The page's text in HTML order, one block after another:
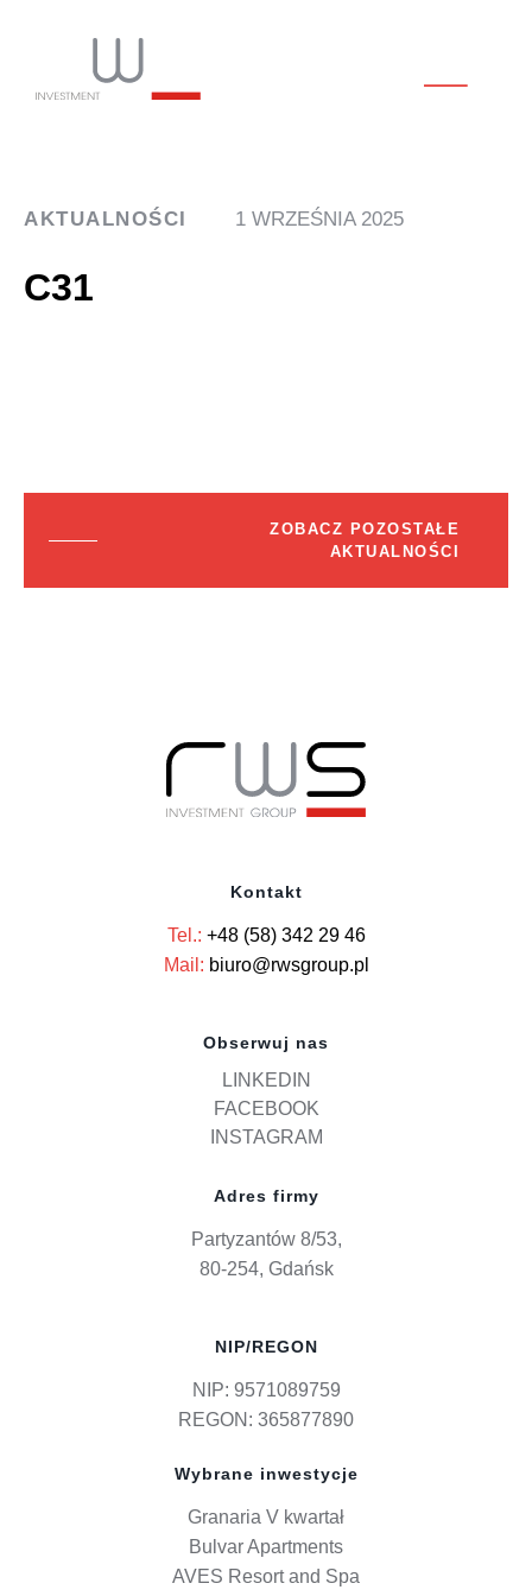
AKTUALNOŚCI 1 WRZEŚNIA 2025
C31
ZOBACZ POZOSTAŁE
AKTUALNOŚCI
Kontakt
Tel.: +48 (58) 342 29 46
Mail: biuro@rwsgroup.pl
Obserwuj nas
LINKEDIN
FACEBOOK
INSTAGRAM
Adres firmy
Partyzantów 8/53,
80-254, Gdańsk
NIP/REGON
NIP: 9571089759
REGON: 365877890
Wybrane inwestycje
Granaria V kwartał
Bulvar Apartments
AVES Resort and Spa